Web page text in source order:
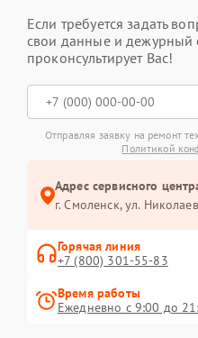
Если требуется задать
свои данные и дежурный
проконсультирует Вас!
Отправляя заявку на ремонт
Политикой
Адрес сервисного
г. Смоленск, ул.
Горячая линия
+7 (800) 301-55-83
Время работы
Ежедневно с 9:00 до